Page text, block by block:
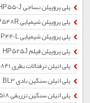
پلی پروپیلن نساجی HP550J
پلی پروپیلن شیمیایی EP548R
پلی پروپیلن شیمیایی EP440L
پلی پروپیلن فیلم HP525J
پلی اتیلن ترفتالات بطری BG841
پلی اتیلن سنگین بادی BL3
پلی اتیلن سنگین تزریقی 52518